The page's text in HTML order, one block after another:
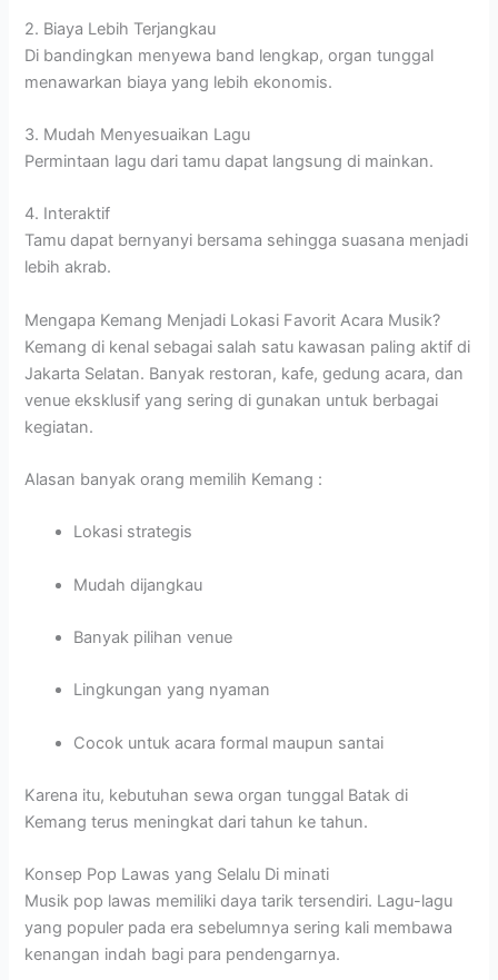
2. Biaya Lebih Terjangkau
Di bandingkan menyewa band lengkap, organ tunggal
menawarkan biaya yang lebih ekonomis.
3. Mudah Menyesuaikan Lagu
Permintaan lagu dari tamu dapat langsung di mainkan.
4. Interaktif
Tamu dapat bernyanyi bersama sehingga suasana menjadi
lebih akrab.
Mengapa Kemang Menjadi Lokasi Favorit Acara Musik?
Kemang di kenal sebagai salah satu kawasan paling aktif di
Jakarta Selatan. Banyak restoran, kafe, gedung acara, dan
venue eksklusif yang sering di gunakan untuk berbagai
kegiatan.
Alasan banyak orang memilih Kemang :
Lokasi strategis
Mudah dijangkau
Banyak pilihan venue
Lingkungan yang nyaman
Cocok untuk acara formal maupun santai
Karena itu, kebutuhan sewa organ tunggal Batak di
Kemang terus meningkat dari tahun ke tahun.
Konsep Pop Lawas yang Selalu Di minati
Musik pop lawas memiliki daya tarik tersendiri. Lagu-lagu
yang populer pada era sebelumnya sering kali membawa
kenangan indah bagi para pendengarnya.